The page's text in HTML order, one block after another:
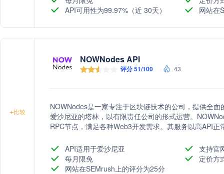
API可用性为99.97%（近 30天）
网站在
+比较
NOWNodes API
评分 51/100 43
NOWNodes是一家专注于区块链技术的公司，提供全
爱沙尼亚的塔林，以有限责任公司的形式运营。
RPC节点，满足各种Web3开发需求。其服务以高API
API适用于爱沙尼亚
支持官
每月限免
定价方
网站在SEMrush上的评分为25分